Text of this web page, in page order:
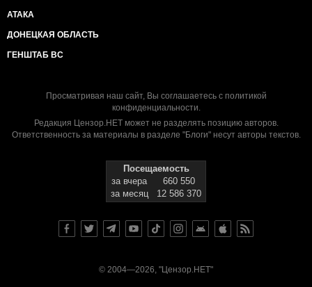
АТАКА
ДОНЕЦКАЯ ОБЛАСТЬ
ГЕНШТАБ ВС
Просматривая наш сайт, Вы соглашаетесь с политикой
конфиденциальности.
Редакция Цензор.НЕТ может не разделять позицию авторов.
Ответственность за материалы в разделе "Блоги" несут авторы текстов.
Посещаемость
за вчера
660 550
за месяц
12 586 370
© 2004—2026, "Цензор.НЕТ"